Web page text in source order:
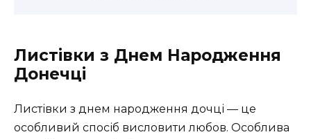
Листівки з Днем Народження
Донечці
Листівки з днем народження дочці — це
особливий спосіб висловити любов. Особлива